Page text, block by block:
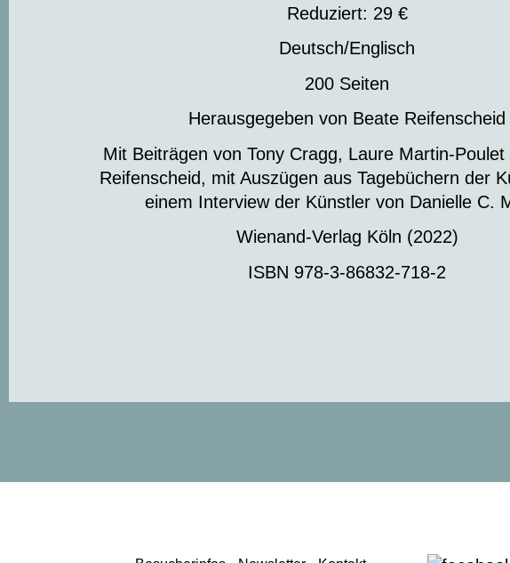
Reduziert: 29 €
Deutsch/Englisch
200 Seiten
Herausgegeben von Beate Reifenscheid
Mit Beiträgen von Tony Cragg, Laure Martin-
Reifenscheid, mit Auszügen aus Tagebüchern der
einem Interview der Künstler von Danielle C.
Wienand-Verlag Köln (2022)
ISBN 978-3-86832-718-2